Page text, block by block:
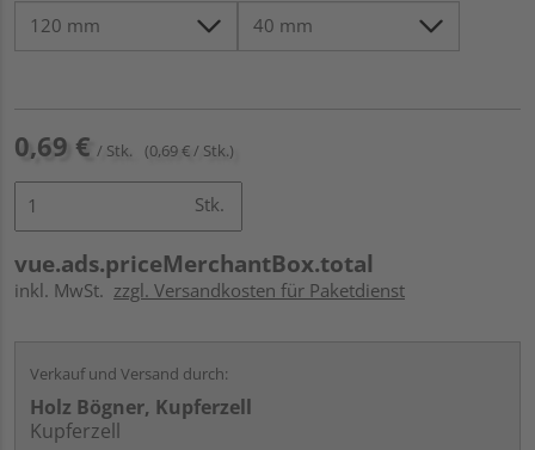
0,69 € / Stk. (0,69 € / Stk.)
Stk.
vue.ads.priceMerchantBox.total
inkl. MwSt. zzgl. Versandkosten für Paketdienst
Verkauf und Versand durch:
Holz Bögner, Kupferzell
Kupferzell